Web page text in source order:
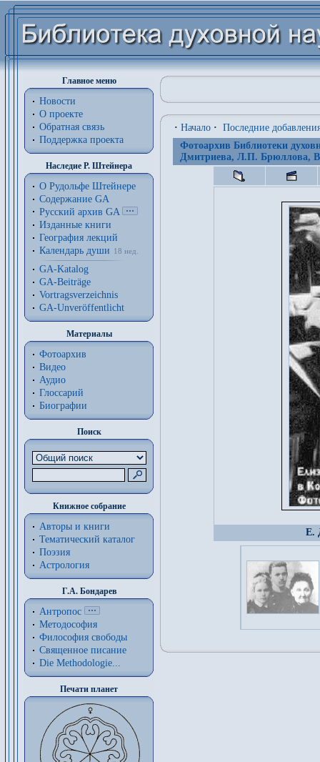
Главное меню
Новости
О проекте
Обратная связь
Поддержка проекта
Наследие Р. Штейнера
О Рудольфе Штейнере
Содержание GA
Русский архив GA
Изданные книги
География лекций
Календарь души
18 нед.
GA-Katalog
GA-Beiträge
Vortragsverzeichnis
GA-Unveröffentlicht
Материалы
Фотоархив
Видео
Аудио
Глоссарий
Биографии
Поиск
Книжное собрание
Авторы и книги
Тематический каталог
Поэзия
Астрология
Г.А. Бондарев
Антропос
Методософия
Философия cвободы
Священное писание
Die Methodologie...
Печати планет
· Начало · Последние
Фотоархив Библиотеки
Дмитриева, Л.П. Брюллова,
Е.